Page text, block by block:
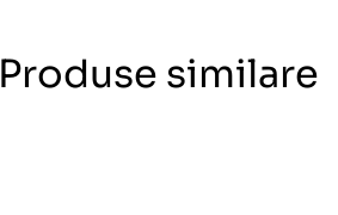
Produse similare